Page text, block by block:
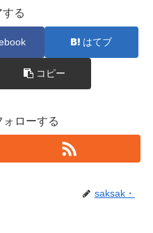
する
はてブ
コピー
ローする
saksak・